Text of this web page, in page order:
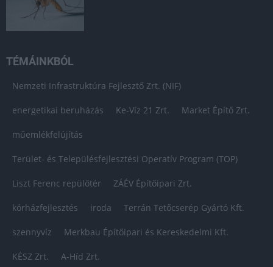
TÉMÁINKBÓL
Nemzeti Infrastruktúra Fejlesztő Zrt. (NIF)
energetikai beruházás Ke-Víz 21 Zrt. Market Építő Zrt.
műemlékfelújítás
Terület- és Településfejlesztési Operatív Program (TOP)
Liszt Ferenc repülőtér ZÁÉV Építőipari Zrt.
kórházfejlesztés iroda Terrán Tetőcserép Gyártó Kft.
szennyvíz Merkbau Építőipari és Kereskedelmi Kft.
KÉSZ Zrt. A-Híd Zrt.